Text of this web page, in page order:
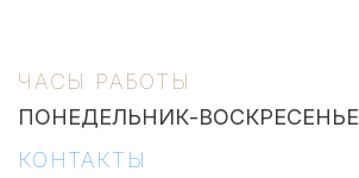
ЧАСЫ РАБОТЫ
ПОНЕДЕЛЬНИК-ВОСКРЕСЕНЬЕ
КОНТАКТЫ